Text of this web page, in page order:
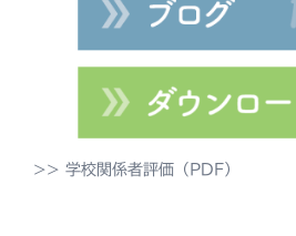
>> 学校関係者評価（PDF）